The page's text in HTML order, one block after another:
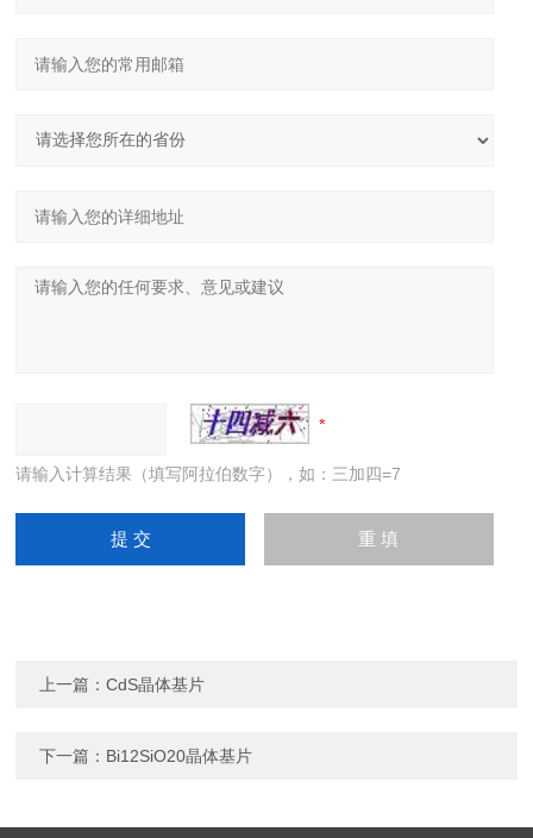
请输入计算结果（填写阿拉伯数字），如：三加四=7
上一篇：CdS晶体基片
下一篇： Bi12SiO20晶体基片